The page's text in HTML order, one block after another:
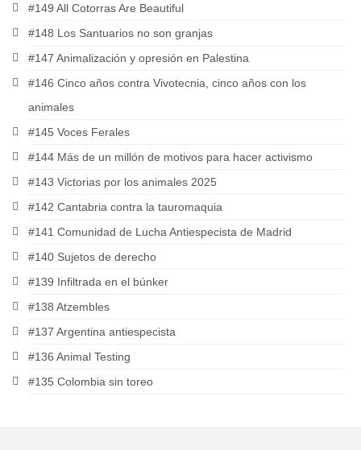
#149 All Cotorras Are Beautiful
#148 Los Santuarios no son granjas
#147 Animalización y opresión en Palestina
#146 Cinco años contra Vivotecnia, cinco años con los
animales
#145 Voces Ferales
#144 Más de un millón de motivos para hacer activismo
#143 Victorias por los animales 2025
#142 Cantabria contra la tauromaquia
#141 Comunidad de Lucha Antiespecista de Madrid
#140 Sujetos de derecho
#139 Infiltrada en el búnker
#138 Atzembles
#137 Argentina antiespecista
#136 Animal Testing
#135 Colombia sin toreo